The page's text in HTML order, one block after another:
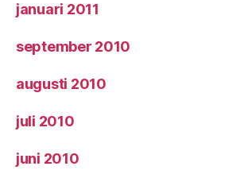
januari 2011
september 2010
augusti 2010
juli 2010
juni 2010